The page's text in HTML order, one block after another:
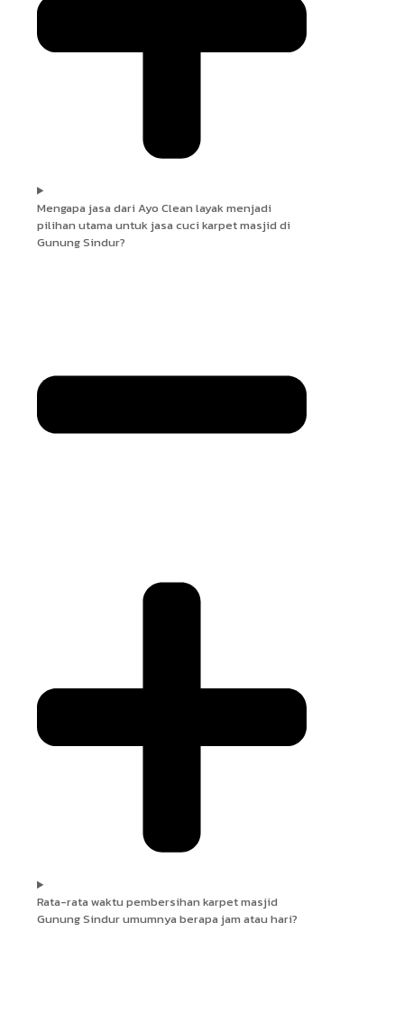
Mengapa jasa dari Ayo Clean layak menjadi
pilihan utama untuk jasa cuci karpet masjid di
Gunung Sindur?
Rata-rata waktu pembersihan karpet masjid
Gunung Sindur umumnya berapa jam atau hari?